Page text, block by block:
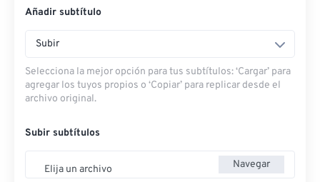
Añadir subtítulo
Subir
Selecciona la mejor opción para tus subtítulos: ‘Cargar’ para
agregar los tuyos propios o ‘Copiar’ para replicar desde el
archivo original.
Subir subtítulos
Elija un archivo Navegar